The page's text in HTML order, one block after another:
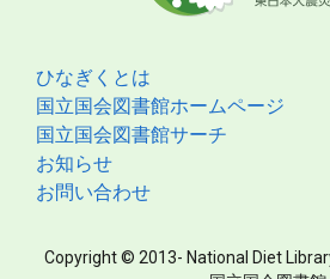
ひなぎくとは
国立国会図書館ホームページ
国立国会図書館サーチ
お知らせ
お問い合わせ
Copyright © 2013- National Diet